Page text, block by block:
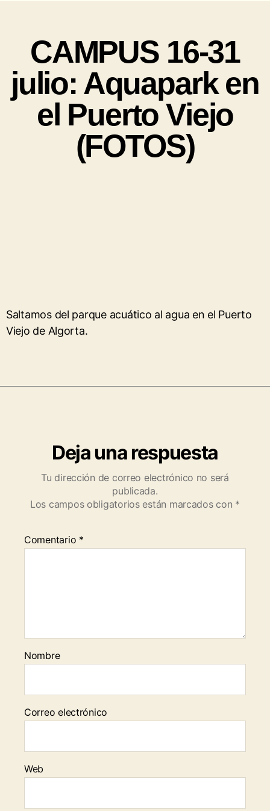
CAMPUS 16-31
julio: Aquapark en
el Puerto Viejo
(FOTOS)
Saltamos del parque acuático al agua en el Puerto
Viejo de Algorta.
Deja una respuesta
Tu dirección de correo electrónico no será
publicada.
Los campos obligatorios están marcados con *
Comentario *
Nombre
Correo electrónico
Web